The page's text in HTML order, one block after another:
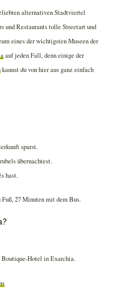
alternativen Stadtviertel
und Restaurants tolle Streetart und
eines der wichtigsten Museen der
auf jeden Fall, denn einige der
kannst du von hier aus ganz einfach
sparst.
übernachtest.
hast.
27 Minuten mit dem Bus.
Boutique-Hotel in Exarchia.